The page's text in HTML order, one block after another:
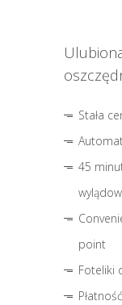
Stała
45
point
Foteliki